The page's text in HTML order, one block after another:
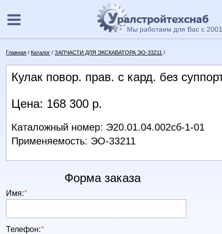
Мы работаем для Вас с
Главная /Каталог /ЗАПЧАСТИ ДЛЯ ЭКСКАВАТОРА ЭО-33211 /
Кулак повор. прав. с кард. без
Цена: 168 300 р.
Каталожный номер: Э20.01.04.002сб-1-01
Применяемость: ЭО-33211
Форма заказа
Имя:*
Телефон:*